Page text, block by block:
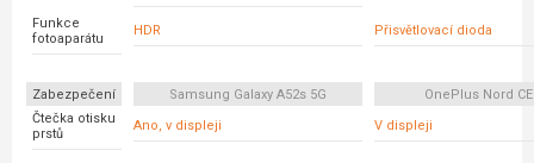
Funkce
fotoaparátu
HDR Přisvětlovací dioda
Zabezpečení Samsung Galaxy A52s 5G
OnePlus Nord
Čtečka otisku
prstů
Ano, v displeji V displeji